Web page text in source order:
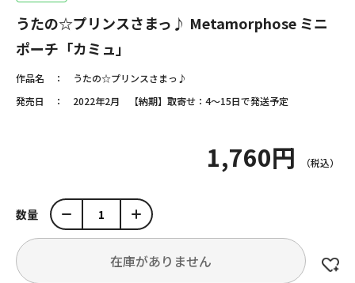
うたの☆プリンスさまっ♪ Metamorphose ミニ
ポーチ「カミュ」
作品名
うたの☆プリンスさまっ♪
発売日
2022年2月 【納期】取寄せ：4～15日で発送予定
1,760円
数量
在庫がありません